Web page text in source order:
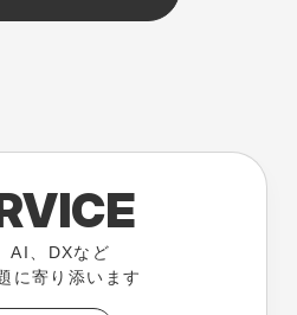
AI、DXなど
に寄り添います